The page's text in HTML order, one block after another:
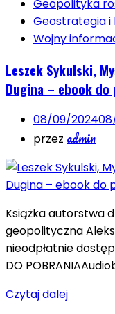
Geopolityka
Geostrategia
Wojny
Leszek Sykulski,
Dugina – ebook
08/09/2024
przez admin
Książka autorstwa
geopolityczna
nieodpłatnie
DO
Czytaj dalej